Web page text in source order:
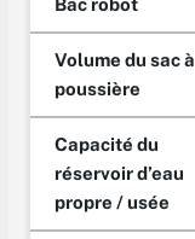
Volume du sac à
poussière
Capacité du
réservoir d’eau
propre / usée